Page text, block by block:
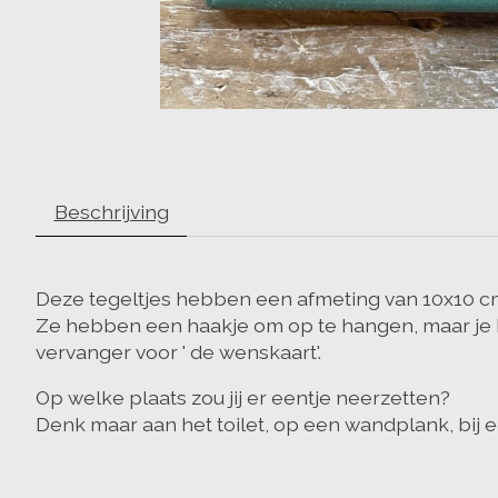
Beschrijving
Deze tegeltjes hebben een afmeting van 10x10
Ze hebben een haakje om op te hangen, maar
vervanger voor ' de wenskaart'.
Op welke plaats zou jij er eentje neerzetten?
Denk maar aan het toilet, op een wandplank, bij